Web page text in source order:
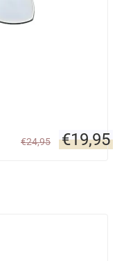
€24,95 €19,95